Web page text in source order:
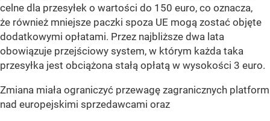
celne dla przesyłek o wartości do 150 euro, co oznacza,
że również mniejsze paczki spoza UE mogą zostać objęte
dodatkowymi opłatami. Przez najbliższe dwa lata
obowiązuje przejściowy system, w którym każda taka
przesyłka jest obciążona stałą opłatą w wysokości 3 euro.
Zmiana miała ograniczyć przewagę zagranicznych platform
nad europejskimi sprzedawcami oraz